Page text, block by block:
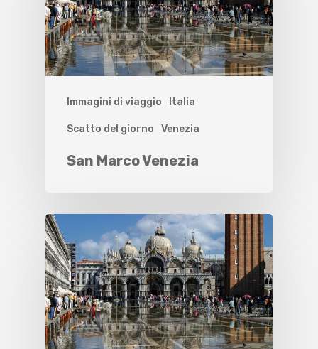
Immagini di viaggio Italia
Scatto del giorno Venezia
San Marco Venezia